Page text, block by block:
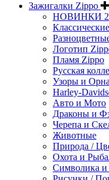
Зажигалки Zippo
НОВИНКИ
Классические
Логотип
Пламя Zippo
Русская
Узоры и
Harley-
Авто и Мото
Драконы и
Черепа и
Животные
Природа /
Охота и
Символика и